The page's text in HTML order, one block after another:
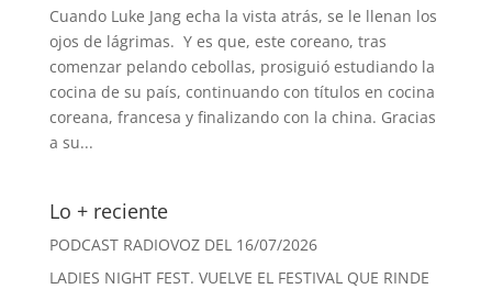
Cuando Luke Jang echa la vista atrás, se le llenan los
ojos de lágrimas. Y es que, este coreano, tras
comenzar pelando cebollas, prosiguió estudiando la
cocina de su país, continuando con títulos en cocina
coreana, francesa y finalizando con la china. Gracias
a su...
Lo + reciente
PODCAST RADIOVOZ DEL 16/07/2026
LADIES NIGHT FEST. VUELVE EL FESTIVAL QUE RINDE